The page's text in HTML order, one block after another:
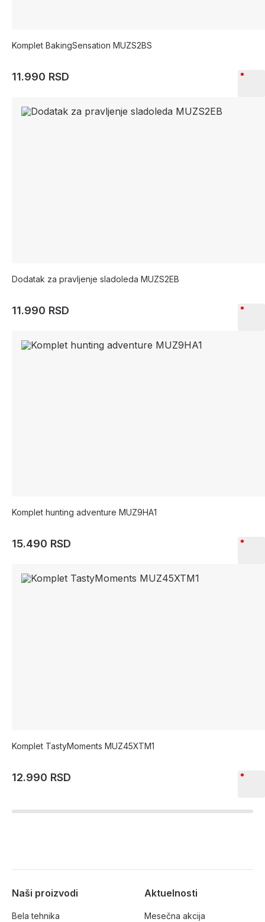
Komplet BakingSensation MUZS2BS
11.990 RSD
Dodatak za pravljenje sladoleda MUZS2EB
11.990 RSD
Komplet hunting adventure MUZ9HA1
15.490 RSD
Komplet TastyMoments MUZ45XTM1
12.990 RSD
Naši proizvodi
Bela tehnika
Aktuelnosti
Mesečna akcija